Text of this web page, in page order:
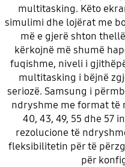
multitasking. Këto
simulimi dhe lojërat me
më e gjerë shton
kërkojnë më shumë
fuqishme, niveli i
multitasking i bëjnë
seriozë. Samsung i
ndryshme me format të
40, 43, 49, 55 dhe 57
rezolucione të
fleksibilitetin për të
për